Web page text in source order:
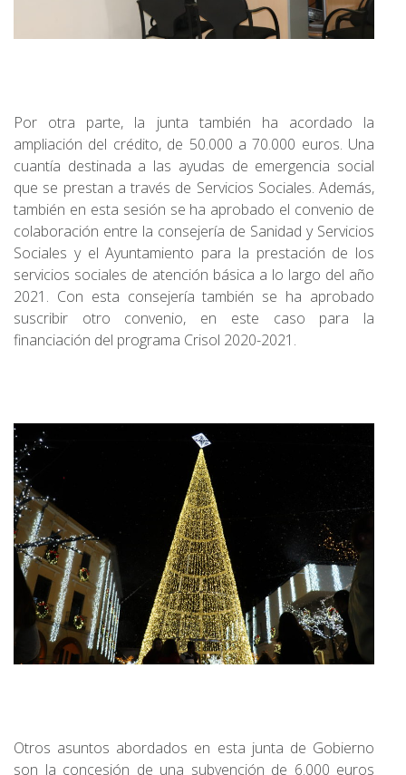
Por otra parte, la junta también ha acordado la
ampliación del crédito, de 50.000 a 70.000 euros. Una
cuantía destinada a las ayudas de emergencia social
que se prestan a través de Servicios Sociales. Además,
también en esta sesión se ha aprobado el convenio de
colaboración entre la consejería de Sanidad y Servicios
Sociales y el Ayuntamiento para la prestación de los
servicios sociales de atención básica a lo largo del año
2021. Con esta consejería también se ha aprobado
suscribir otro convenio, en este caso para la
financiación del programa Crisol 2020-2021.
Otros asuntos abordados en esta junta de Gobierno
son la concesión de una subvención de 6.000 euros